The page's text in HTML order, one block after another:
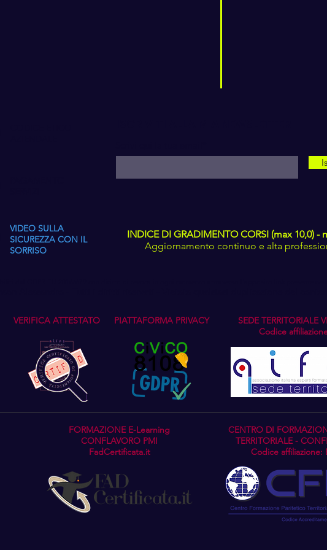
VIDEO SULLA
SICUREZZA CON IL
SORRISO
INDICE DI GRADIMENTO CORSI (max 10,0) -
Aggiornamento continuo e alta
VERIFICA ATTESTATO PIATTAFORMA PRIVACY
SEDE TERRITORIALE
Codice
FORMAZIONE E-Learning
CONFLAVORO PMI
FadCertificata.it
CENTRO DI
TERRITORIALE -
Codice affiliazione: